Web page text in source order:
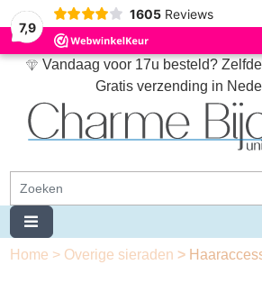
7,9
1605 Reviews
Vandaag voor 17u besteld?
Gratis verzending in
Home > Overige sieraden >